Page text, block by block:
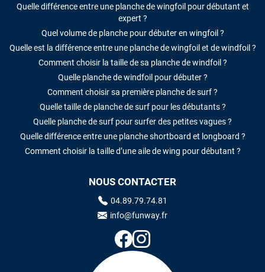
Quelle différence entre une planche de wingfoil pour débutant et
expert ?
Quel volume de planche pour débuter en wingfoil ?
Quelle est la différence entre une planche de wingfoil et de windfoil ?
Comment choisir la taille de sa planche de windfoil ?
Quelle planche de windfoil pour débuter ?
Comment choisir sa première planche de surf ?
Quelle taille de planche de surf pour les débutants ?
Quelle planche de surf pour surfer des petites vagues ?
Quelle différence entre une planche shortboard et longboard ?
Comment choisir la taille d’une aile de wing pour débutant ?
NOUS CONTACTER
04.89.79.74.81
info@funway.fr